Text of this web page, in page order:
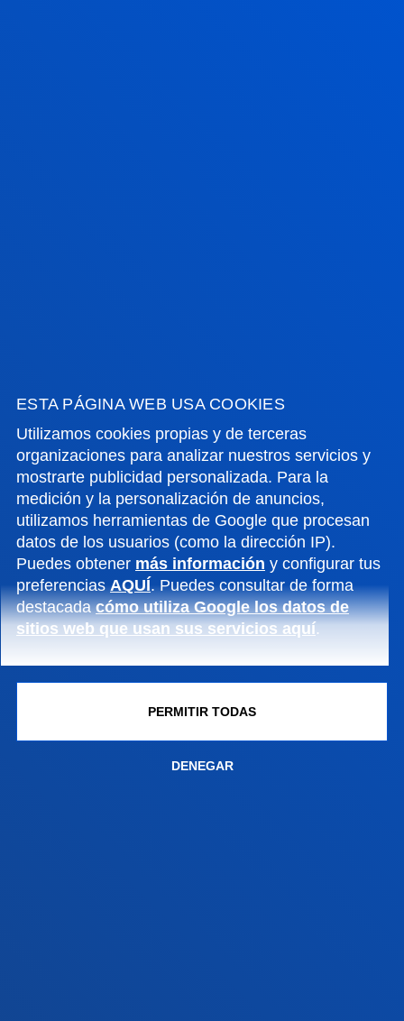
ESTA PÁGINA WEB USA COOKIES
Utilizamos cookies propias y de terceras
organizaciones para analizar nuestros servicios y
mostrarte publicidad personalizada. Para la
medición y la personalización de anuncios,
utilizamos herramientas de Google que procesan
datos de los usuarios (como la dirección IP).
Puedes obtener más información y configurar tus
preferenciasAQUÍ. Puedes consultar de forma
destacadacómo utiliza Google los datos de
sitios web que usan sus servicios aquí.
PERMITIR TODAS
DENEGAR
Conoce el campus
+34 944 139 000
Contacto
Campus San Sebastián
Conoce el campus
+34 943 326 600
Contacto